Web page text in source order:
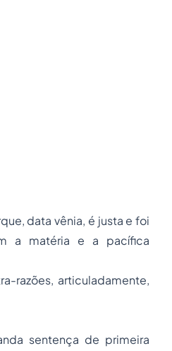
data vênia, é justa e foi
a matéria e a pacífica
razões, articuladamente,
sentença de primeira